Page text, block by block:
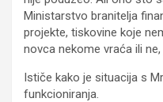
Ministarstvo branitelja
projekte, tiskovine koje
novca nekome vraća ili
Ističe kako je situacija s
funkcioniranja.